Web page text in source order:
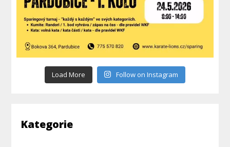
Load More Follow on Instagram
Kategorie